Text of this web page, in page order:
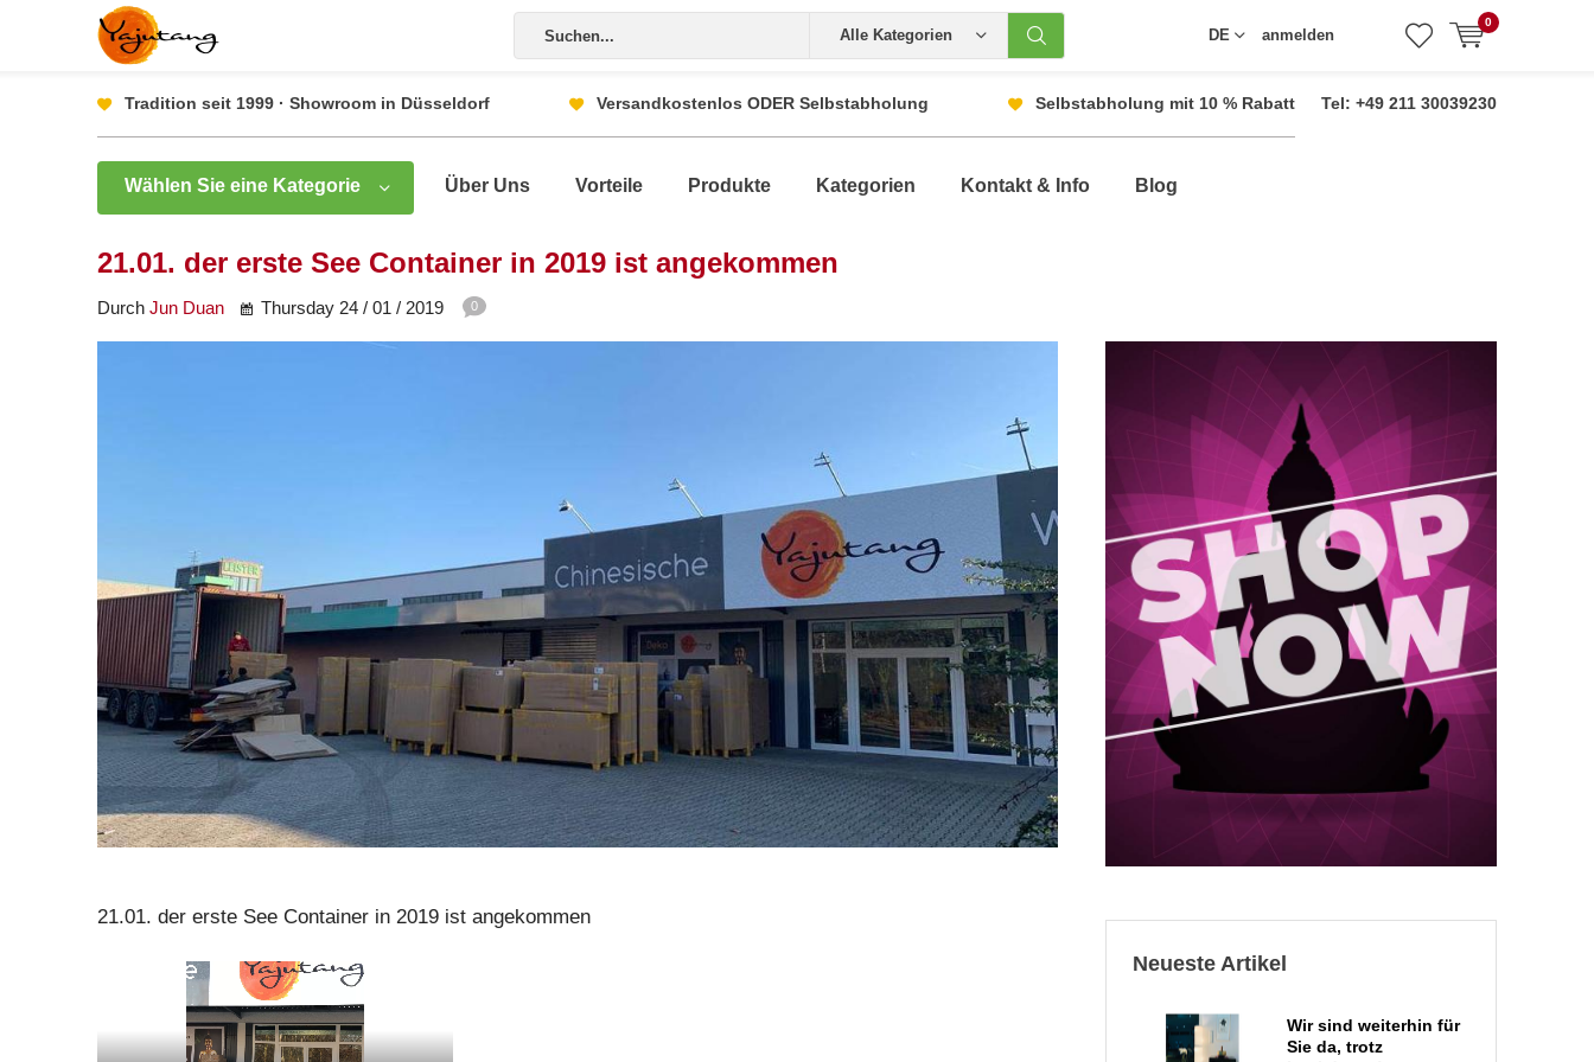
Alle Kategorien DE anmelden
0
Tradition seit 1999 · Showroom in Düsseldorf Versandkostenlos ODER Selbstabholung Selbstabholung mit 10 % Rabatt Tel: +49 211 30039230
Wählen Sie eine Kategorie Über Uns Vorteile Produkte Kategorien Kontakt & Info Blog
21.01. der erste See Container in 2019 ist angekommen
Durch Jun Duan Thursday 24 / 01 / 2019 0
21.01. der erste See Container in 2019 ist angekommen
Neueste Artikel
Wir sind weiterhin für
Sie da, trotz